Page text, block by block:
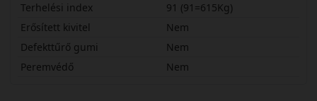
Terhelési index
91 (91=615Kg)
Erősített kivitel
Nem
Defekttűrő gumi
Nem
Peremvédő
Nem